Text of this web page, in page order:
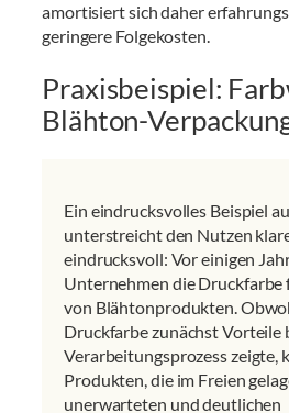
amortisiert sich daher
geringere Folgekosten.
Praxisbeispiel:
Blähton-
Ein eindrucksvolles Beispiel
unterstreicht den Nutzen
eindrucksvoll: Vor einigen
Unternehmen die Druckfarbe
von Blähtonprodukten.
Druckfarbe zunächst Vorteile
Verarbeitungsprozess zeigte,
Produkten, die im Freien
unerwarteten und deutlichen